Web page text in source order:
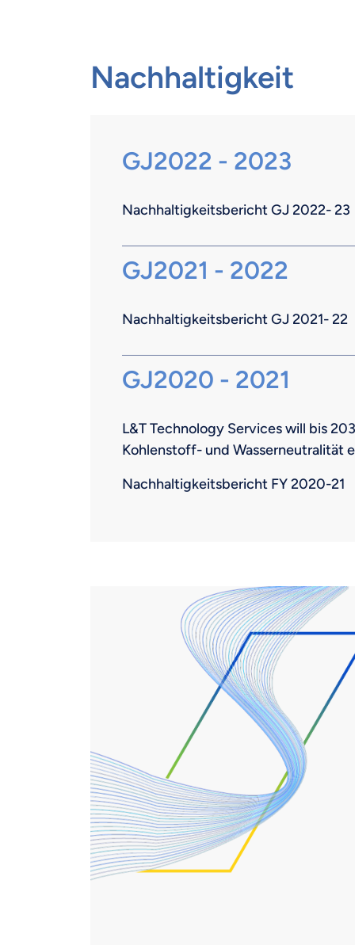
Nachhaltigkeit
GJ2022 - 2023
Nachhaltigkeitsbericht GJ 2022- 23
GJ2021 - 2022
Nachhaltigkeitsbericht GJ 2021- 22
GJ2020 - 2021
L&T Technology Services will bis
Kohlenstoff- und Wasserneutralität
Nachhaltigkeitsbericht FY 2020-21